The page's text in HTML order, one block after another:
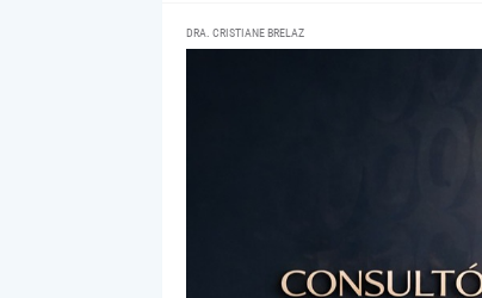
DRA. CRISTIANE BRELAZ